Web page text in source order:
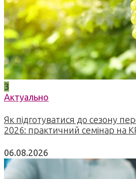
3
Актуально
Як підготуватися до сезону
2026: практичний семінар на
06.08.2026